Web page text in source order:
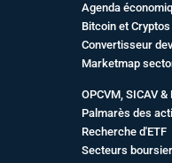
Agenda
Bitcoin et Cryptos
Convertisseur
Marketmap
OPCVM, SICAV &
Palmarès des
Recherche d'ETF
Secteurs